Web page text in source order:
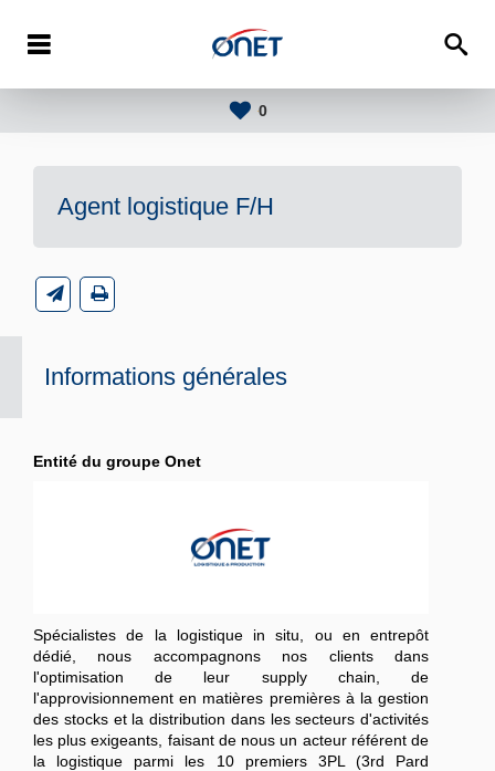
0
Agent logistique F/H
Informations générales
Entité du groupe Onet
Spécialistes de la logistique in situ, ou en entrepôt
dédié, nous accompagnons nos clients dans
l'optimisation de leur supply chain, de
l'approvisionnement en matières premières à la gestion
des stocks et la distribution dans les secteurs d'activités
les plus exigeants, faisant de nous un acteur référent de
la logistique parmi les 10 premiers 3PL (3rd Pard